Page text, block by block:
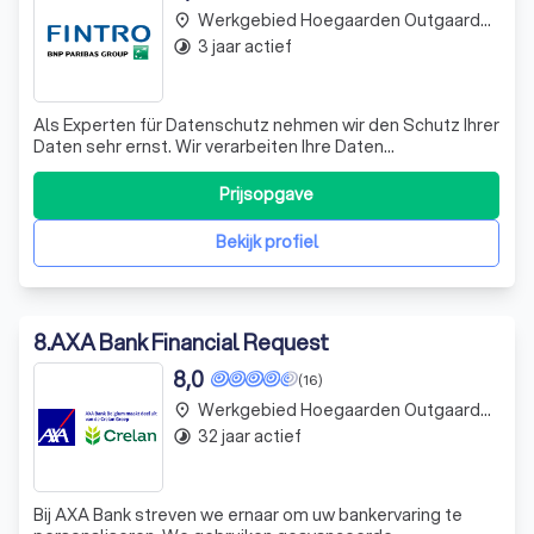
Als Experten für Datenschutz nehmen wir den Schutz Ihrer
Daten sehr ernst. Wir verarbeiten Ihre Daten
ausschließlich im Rahmen der geltenden
Datenschutzgesetze und schützen sie nach dem
neuesten Stand der Technik. Unser Ziel ist es, Ihnen eine
sichere und vertrauenswürdige Plattform zu bieten, auf d
Bekijk profiel
Prijsopgave
place Werkgebied Hoegaarden Outgaarden
timelapse 3 jaar actief
8.AXA Bank Financial Request
(16)
8,0
Bij AXA Bank streven we ernaar om uw bankervaring te
place Werkgebied Hoegaarden Outgaarden
timelapse 32 jaar actief